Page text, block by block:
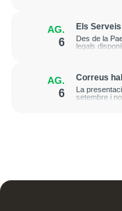
AG.
6
Els
robatoris i
Des de la
legals
AG.
6
Correus
la sucursal
esmenes
La
setembre i